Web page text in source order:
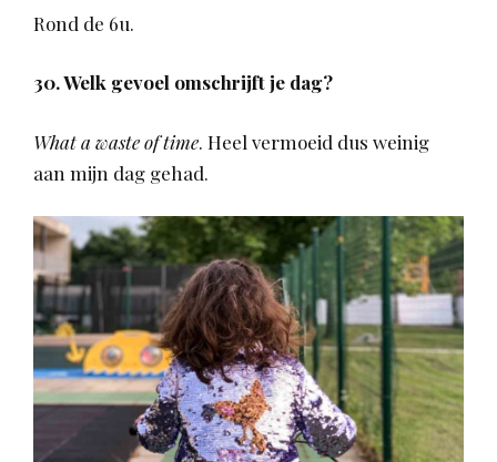
Rond de 6u.
30. Welk gevoel omschrijft je dag?
What a waste of time. Heel vermoeid dus weinig
aan mijn dag gehad.